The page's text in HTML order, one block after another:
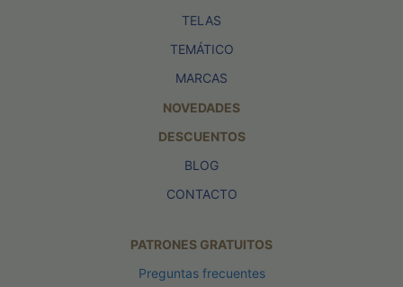
TELAS
TEMÁTICO
MARCAS
NOVEDADES
DESCUENTOS
BLOG
CONTACTO
PATRONES GRATUITOS
Preguntas frecuentes